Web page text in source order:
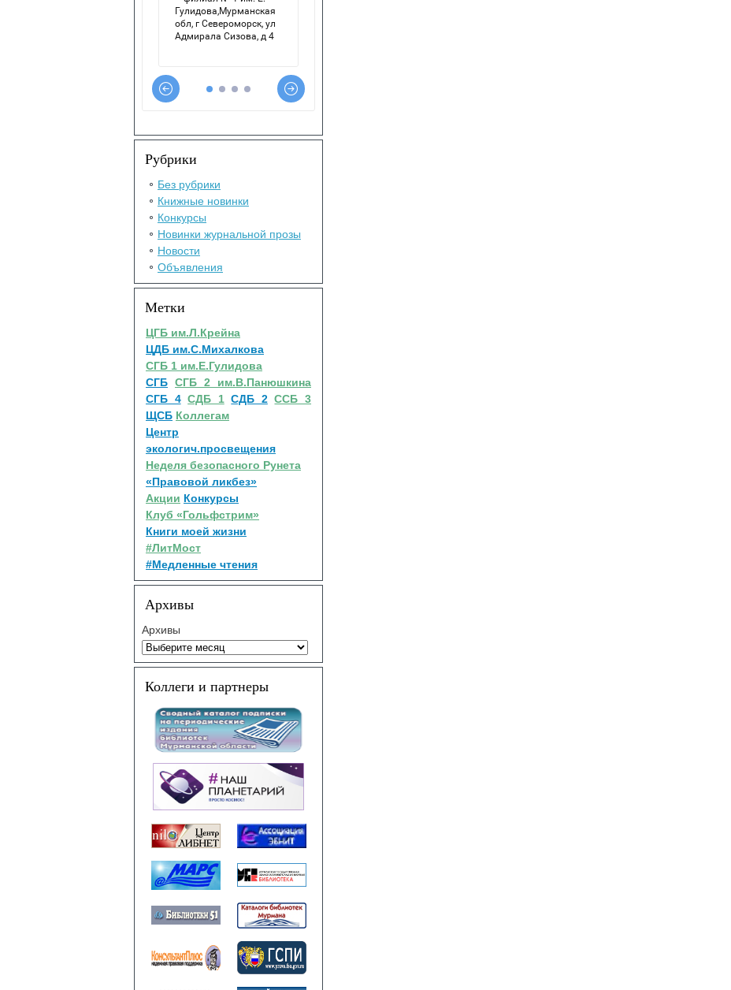
Рубрики
Без рубрики
Книжные новинки
Конкурсы
Новинки журнальной прозы
Новости
Объявления
Метки
ЦГБ им.Л.Крейна
ЦДБ им.С.Михалкова
СГБ 1 им.Е.Гулидова
СГБ СГБ 2 им.В.Панюшкина
СГБ 4 СДБ 1 СДБ 2 ССБ 3
ЩСБ Коллегам
Центр
экологич.просвещения
Неделя безопасного Рунета
«Правовой ликбез»
Акции Конкурсы
Клуб «Гольфстрим»
Книги моей жизни
#ЛитМост
#Медленные чтения
Архивы
Архивы
Коллеги и партнеры